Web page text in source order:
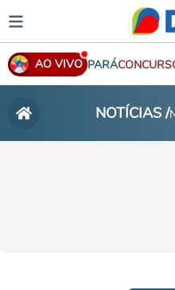
AO VIVO PARÁ
NOTÍCIAS /